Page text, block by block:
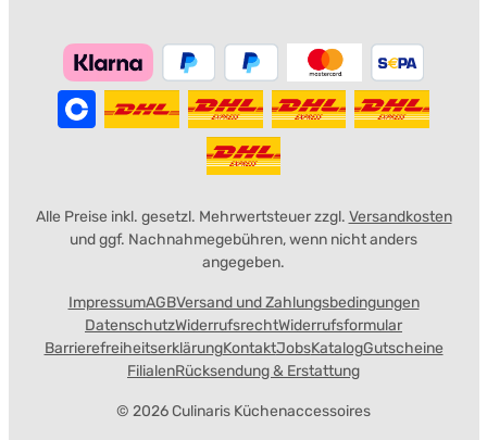
Alle Preise inkl. gesetzl. Mehrwertsteuer zzgl. Versandkosten
und ggf. Nachnahmegebühren, wenn nicht anders
angegeben.
© 2026 Culinaris Küchenaccessoires
ImpressumAGBVersand und Zahlungsbedingungen
DatenschutzWiderrufsrechtWiderrufsformular
BarrierefreiheitserklärungKontaktJobsKatalogGutscheine
FilialenRücksendung & Erstattung